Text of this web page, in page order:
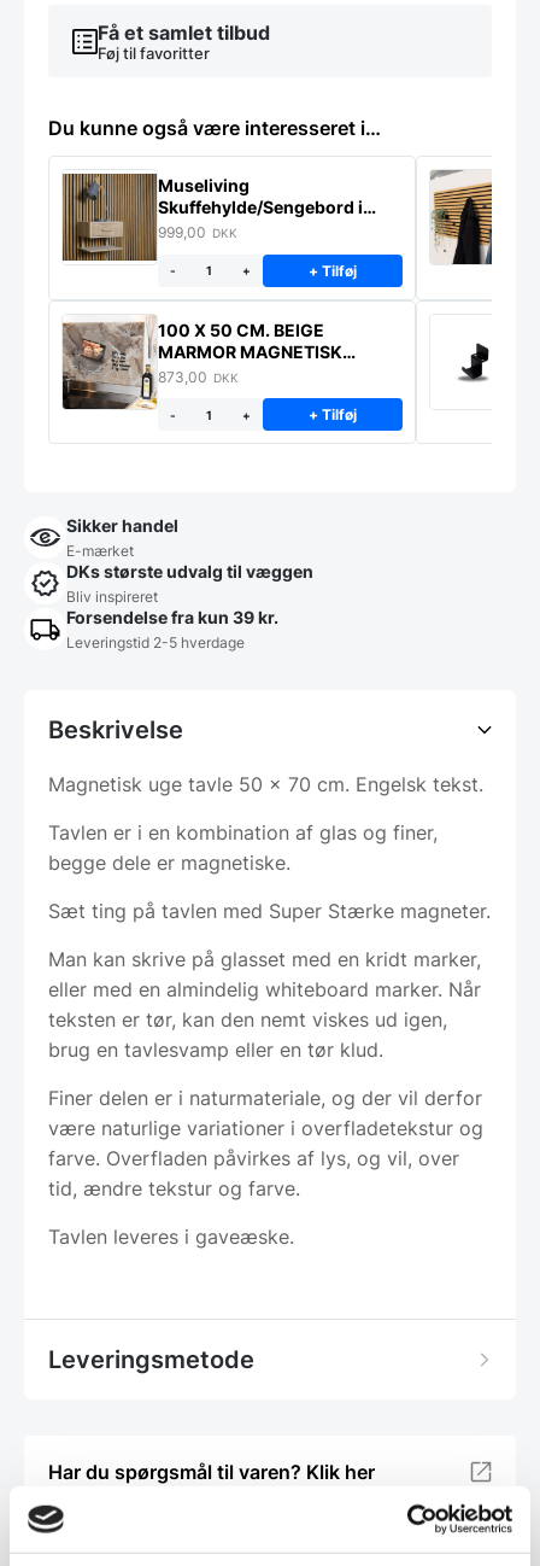
Få et samlet tilbud
Føj til favoritter
Du kunne også være interesseret i…
Museliving
Skuffehylde/Sengebord i
massiv eg
999,00 DKK
- + + Tilføj
100 X 50 CM. BEIGE
MARMOR MAGNETISK
STÆNKPLADE
873,00 DKK
- + + Tilføj
Sikker handel
E-mærket
DKs største udvalg til væggen
Bliv inspireret
Forsendelse fra kun 39 kr.
Leveringstid 2-5 hverdage
Beskrivelse
Magnetisk uge tavle 50 x 70 cm. Engelsk tekst.
Tavlen er i en kombination af glas og finer,
begge dele er magnetiske.
Sæt ting på tavlen med Super Stærke magneter.
Man kan skrive på glasset med en kridt marker,
eller med en almindelig whiteboard marker. Når
teksten er tør, kan den nemt viskes ud igen,
brug en tavlesvamp eller en tør klud.
Finer delen er i naturmateriale, og der vil derfor
være naturlige variationer i overfladetekstur og
farve. Overfladen påvirkes af lys, og vil, over
tid, ændre tekstur og farve.
Tavlen leveres i gaveæske.
Leveringsmetode
Har du spørgsmål til varen? Klik her
Vi prismatcher - Klik her